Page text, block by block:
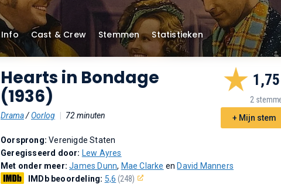
Info Cast & Crew Stemmen Statistieken
Hearts in Bondage
(1936)
Drama/Oorlog 72 minuten
1,75
2
+ Mijn stem
Oorsprong:Verenigde Staten
Geregisseerd door: Lew Ayres
Met onder meer:James Dunn, Mae Clarke en David Manners
IMDb beoordeling: 5,6 (248)